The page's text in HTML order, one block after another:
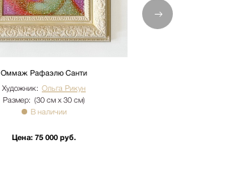
Оммаж Рафаэлю Санти
Художник: Ольга Рикун
Размер: (30 см х 30 см)
В наличии
Цена: 75 000 руб.